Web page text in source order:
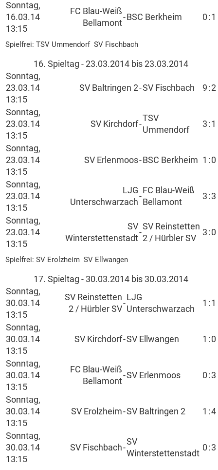
Sonntag,
16.03.14
13:15
FC Blau-Weiß
Bellamont
- BSC Berkheim 0 : 1
Spielfrei: TSV Ummendorf SV Fischbach
16. Spieltag - 23.03.2014 bis 23.03.2014
Sonntag,
23.03.14
13:15
SV Baltringen 2-SV Fischbach 9 :2
Sonntag,
23.03.14
13:15
SV Kirchdorf-
TSV
Ummendorf
3 : 1
Sonntag,
23.03.14
13:15
SV Erlenmoos- BSC Berkheim 1 : 0
Sonntag,
23.03.14
13:15
LJG
Unterschwarzach
-
FC Blau-Weiß
Bellamont
3 : 3
Sonntag,
23.03.14
13:15
SV
Winterstettenstadt
-
SV Reinstetten
2 / Hürbler SV
3 : 0
Spielfrei: SV Erolzheim SV Ellwangen
17. Spieltag - 30.03.2014 bis 30.03.2014
Sonntag,
30.03.14
13:15
SV Reinstetten
2 / Hürbler SV
-
LJG
Unterschwarzach
1 : 1
Sonntag,
30.03.14
13:15
SV Kirchdorf-SV Ellwangen 1 : 0
Sonntag,
30.03.14
13:15
FC Blau-Weiß
Bellamont
-SV Erlenmoos 0 : 3
Sonntag,
30.03.14
13:15
SV Erolzheim-SV Baltringen 2 1 :4
Sonntag,
30.03.14
13:15
SV Fischbach-
SV
Winterstettenstadt
0 : 3